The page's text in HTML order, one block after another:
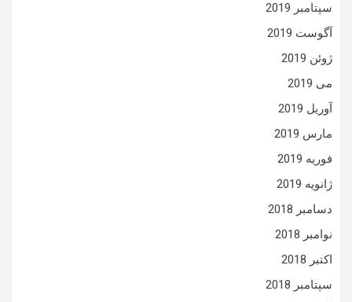
سپتامبر 2019
آگوست 2019
ژوئن 2019
می 2019
آوریل 2019
مارس 2019
فوریه 2019
ژانویه 2019
دسامبر 2018
نوامبر 2018
اکتبر 2018
سپتامبر 2018